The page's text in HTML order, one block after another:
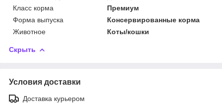
Класс корма
Премиум
Форма выпуска
Консервированные корма
Животное
Коты/кошки
Скрыть
Условия доставки
Доставка курьером